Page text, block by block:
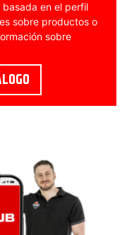
en el perfil
sobre productos o
sobre